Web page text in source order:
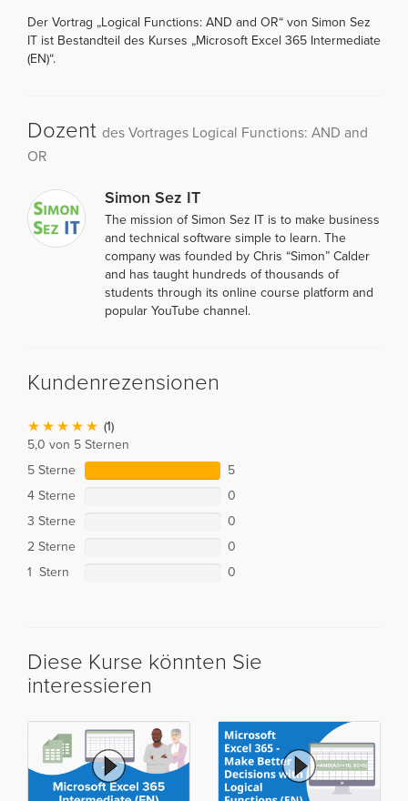
Der Vortrag „Logical Functions: AND and OR“ von Simon Sez
IT ist Bestandteil des Kurses „Microsoft Excel 365 Intermediate
(EN)“.
Dozent des Vortrages Logical Functions: AND and
OR
Simon Sez IT
The mission of Simon Sez IT is to make business
and technical software simple to learn. The
company was founded by Chris “Simon” Calder
and has taught hundreds of thousands of
students through its online course platform and
popular YouTube channel.
Kundenrezensionen
(1)
5,0 von 5 Sternen
5 Sterne
5
4 Sterne
0
3 Sterne
0
2 Sterne
0
1 Stern
0
Diese Kurse könnten Sie
interessieren